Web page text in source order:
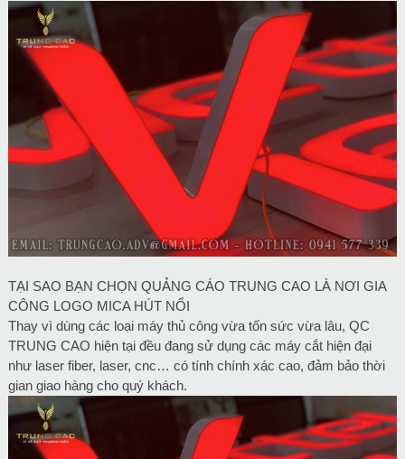
TẠI SAO BẠN CHỌN QUẢNG CÁO TRUNG CAO LÀ NƠI GIA
CÔNG LOGO MICA HÚT NỔI
Thay vì dùng các loại máy thủ công vừa tốn sức vừa lâu, QC
TRUNG CAO hiện tại đều đang sử dụng các máy cắt hiện đại
như laser fiber, laser, cnc… có tính chính xác cao, đảm bảo thời
gian giao hàng cho quý khách.